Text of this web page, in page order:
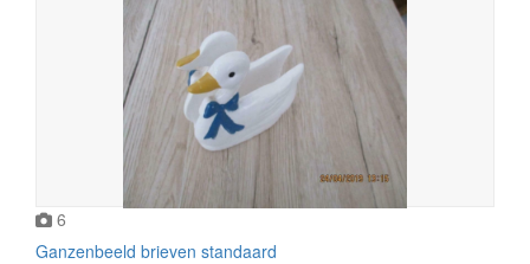
6
Ganzenbeeld brieven standaard